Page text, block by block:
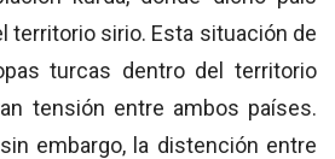
territorio sirio. Esta situación de
turcas dentro del territorio
tensión entre ambos países.
embargo, la distención entre